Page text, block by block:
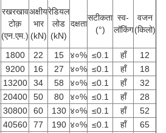
रखरखाव
टोक़
(एन.एम.)
अक्षीय
भार
(kN)
रेडियल
लोड
(kN)
दक्षता
सटीकता
(°)
स्व-
लॉकिंग
वजन
(किलो)
1800 22 15 ४०% ≤0.1 हाँ
12
9200 16 27 ४०% ≤0.1 हाँ
18
13200 34 58 ४०% ≤0.1 हाँ
32
20400 50 80 ४०% ≤0.1 हाँ
28
30800 60 130 ४०% ≤0.1 हाँ
52
40560 77 190 ४०% ≤0.1 हाँ
65